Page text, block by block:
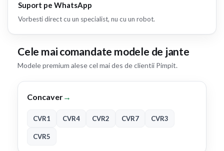
Suport pe WhatsApp
Vorbesti direct cu un specialist, nu cu un robot.
Cele mai comandate modele de jante
Modele premium alese cel mai des de clientii Pimpit.
Concaver→
CVR1 CVR4 CVR2 CVR7 CVR3
CVR5